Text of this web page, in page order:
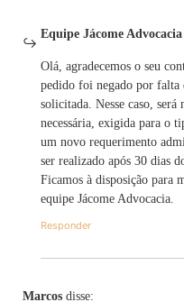
Equipe Jácome Advocacia
Olá, agradecemos o seu
pedido foi negado por falta
solicitada. Nesse caso, será
necessária, exigida para o
um novo requerimento
ser realizado após 30 dias
Ficamos à disposição para
equipe Jácome Advocacia.
Responder
Marcos disse: